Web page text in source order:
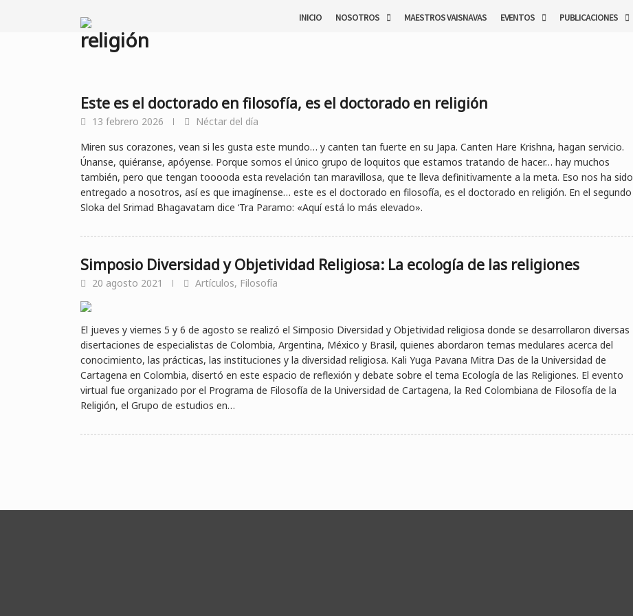
INICIO NOSOTROS MAESTROS VAISNAVAS EVENTOS PUBLICACIONES
religión
Este es el doctorado en filosofía, es el doctorado en religión
13 febrero 2026
Néctar del día
Miren sus corazones, vean si les gusta este mundo… y canten tan fuerte en su Japa. Canten Hare Krishna, hagan servicio.
Únanse, quiéranse, apóyense. Porque somos el único grupo de loquitos que estamos tratando de hacer… hay muchos
también, pero que tengan tooooda esta revelación tan maravillosa, que te lleva definitivamente a la meta. Eso nos ha sido
entregado a nosotros, así es que imagínense… este es el doctorado en filosofía, es el doctorado en religión. En el segundo
Sloka del Srimad Bhagavatam dice ‘Tra Paramo: «Aquí está lo más elevado».
Simposio Diversidad y Objetividad Religiosa: La ecología de las religiones
20 agosto 2021 Artículos, Filosofía
El jueves y viernes 5 y 6 de agosto se realizó el Simposio Diversidad y Objetividad religiosa donde se desarrollaron diversas
disertaciones de especialistas de Colombia, Argentina, México y Brasil, quienes abordaron temas medulares acerca del
conocimiento, las prácticas, las instituciones y la diversidad religiosa. Kali Yuga Pavana Mitra Das de la Universidad de
Cartagena en Colombia, disertó en este espacio de reflexión y debate sobre el tema Ecología de las Religiones. El evento
virtual fue organizado por el Programa de Filosofía de la Universidad de Cartagena, la Red Colombiana de Filosofía de la
Religión, el Grupo de estudios en…